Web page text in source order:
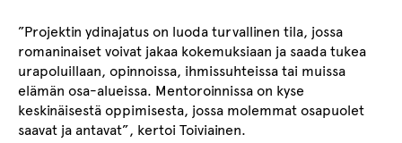
”Projektin ydinajatus on luoda turvallinen tila, jossa
romaninaiset voivat jakaa kokemuksiaan ja saada tukea
urapoluillaan, opinnoissa, ihmissuhteissa tai muissa
elämän osa-alueissa. Mentoroinnissa on kyse
keskinäisestä oppimisesta, jossa molemmat osapuolet
saavat ja antavat”, kertoi Toiviainen.